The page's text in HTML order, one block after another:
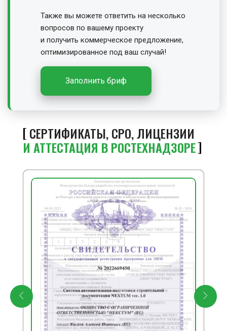
Также вы можете ответить на несколько
вопросов по вашему проекту
и получить коммерческое предложение,
оптимизированное под ваш случай!
Заполнить бриф
СЕРТИФИКАТЫ, СРО, ЛИЦЕНЗИИ
И АТТЕСТАЦИЯ В РОСТЕХНАДЗОРЕ